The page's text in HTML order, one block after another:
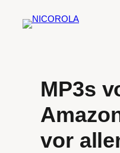
Inhalt
MP3s
vor